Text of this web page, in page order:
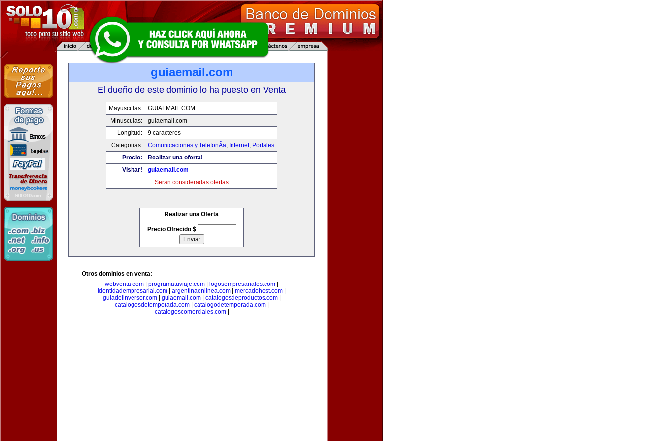
guiaemail.com
El dueño de este dominio lo ha puesto en Venta
Mayusculas:
GUIAEMAIL.COM
Minusculas:
guiaemail.com
Longitud:
9 caracteres
Categorias:
Comunicaciones y TelefonÃ­a, Internet, Portales
Precio:
Realizar una oferta!
Visitar!
guiaemail.com
Serán consideradas ofertas
Realizar una Oferta
Precio Ofrecido $
Otros dominios en venta:
webventa.com
programatuviaje.com logosempresariales.com
identidadempresarial.com
argentinaenlinea.com mercadohost.com
guiadelinversor.com| guiaemail.com| catalogosdeproductos.com|
catalogosdetemporada.com| catalogodetemporada.com|
catalogoscomerciales.com|